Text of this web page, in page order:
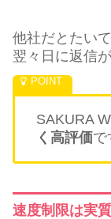
他社だとたい
翌々日に返信
SAKURA
く高評価で
速度制限は実